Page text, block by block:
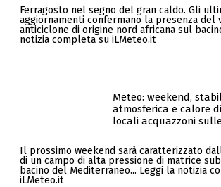
Ferragosto nel segno del gran caldo. Gli
aggiornamenti confermano la presenza del
anticiclone di origine nord africana sul
notizia completa su iLMeteo.it
Meteo: weekend,
atmosferica e calore
locali acquazzoni
Il prossimo weekend sarà caratterizzato
di un campo di alta pressione di matrice
bacino del Mediterraneo... Leggi la notizia
iLMeteo.it